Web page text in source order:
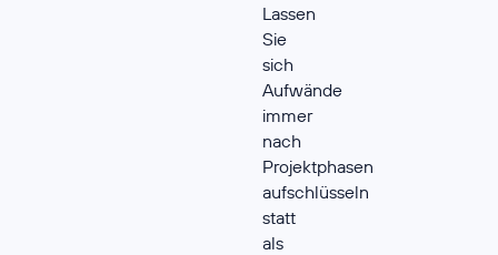
Lassen
Sie
sich
Aufwände
immer
nach
Projektphasen
aufschlüsseln
statt
als